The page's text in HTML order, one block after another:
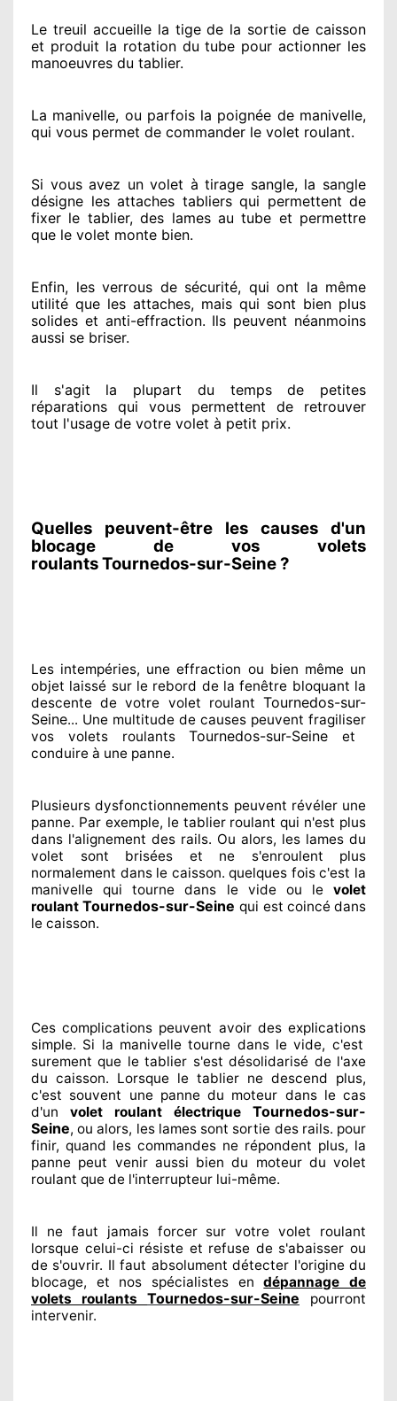
Le treuil accueille la tige de la sortie de caisson
et produit la rotation du tube pour actionner les
manoeuvres du tablier.
La manivelle, ou parfois la poignée de manivelle,
qui vous permet de commander le volet roulant.
Si vous avez un volet à tirage sangle, la sangle
désigne les attaches tabliers qui permettent de
fixer le tablier, des lames au tube et permettre
que le volet monte bien.
Enfin, les verrous de sécurité, qui ont la même
utilité que les attaches, mais qui sont bien plus
solides et anti-effraction. Ils peuvent néanmoins
aussi se briser.
Il s'agit la plupart du tempsde petites
réparations qui vous permettent de retrouver
tout l'usage de votre volet à petit prix.
Quelles peuvent-être les causes d'un
blocage de vos volets
roulants Tournedos-sur-Seine ?
Les intempéries, une effraction ou bien même un
objet laissé sur le rebord de la fenêtre bloquant la
descente de votre volet roulant Tournedos-sur-
Seine... Une multitude de causes peuvent fragiliser
vos volets roulantsTournedos-sur-Seine et
conduire à une panne.
Plusieurs dysfonctionnements peuvent révélerune
panne. Par exemple, le tablier roulant qui n'est plus
dans l'alignement des rails. Ou alors, les lames du
volet sont brisées et ne s'enroulent plus
normalement dans le caisson. quelques foisc'est la
manivelle qui tourne dans le vide ou le volet
roulantTournedos-sur-Seine qui est coincédans
le caisson.
Ces complications peuvent avoir des explications
simple. Si la manivelle tourne dans le vide, c'est
surement que le tablier s'est désolidarisé de l'axe
du caisson. Lorsque le tablier ne descend plus,
c'est souvent une panne du moteur dans le cas
d'un volet roulant électrique Tournedos-sur-
Seine, ou alors, les lames sont sortie des rails. pour
finir, quand les commandes ne répondent plus, la
panne peut venir aussi bien du moteur du volet
roulant que de l'interrupteur lui-même.
Il ne faut jamais forcer sur votre volet roulant
lorsque celui-ci résiste et refuse de s'abaisser ou
de s'ouvrir. Il faut absolument détecter l'originedu
blocage, et nos spécialistes endépannage de
volets roulants Tournedos-sur-Seine
pourront
intervenir.